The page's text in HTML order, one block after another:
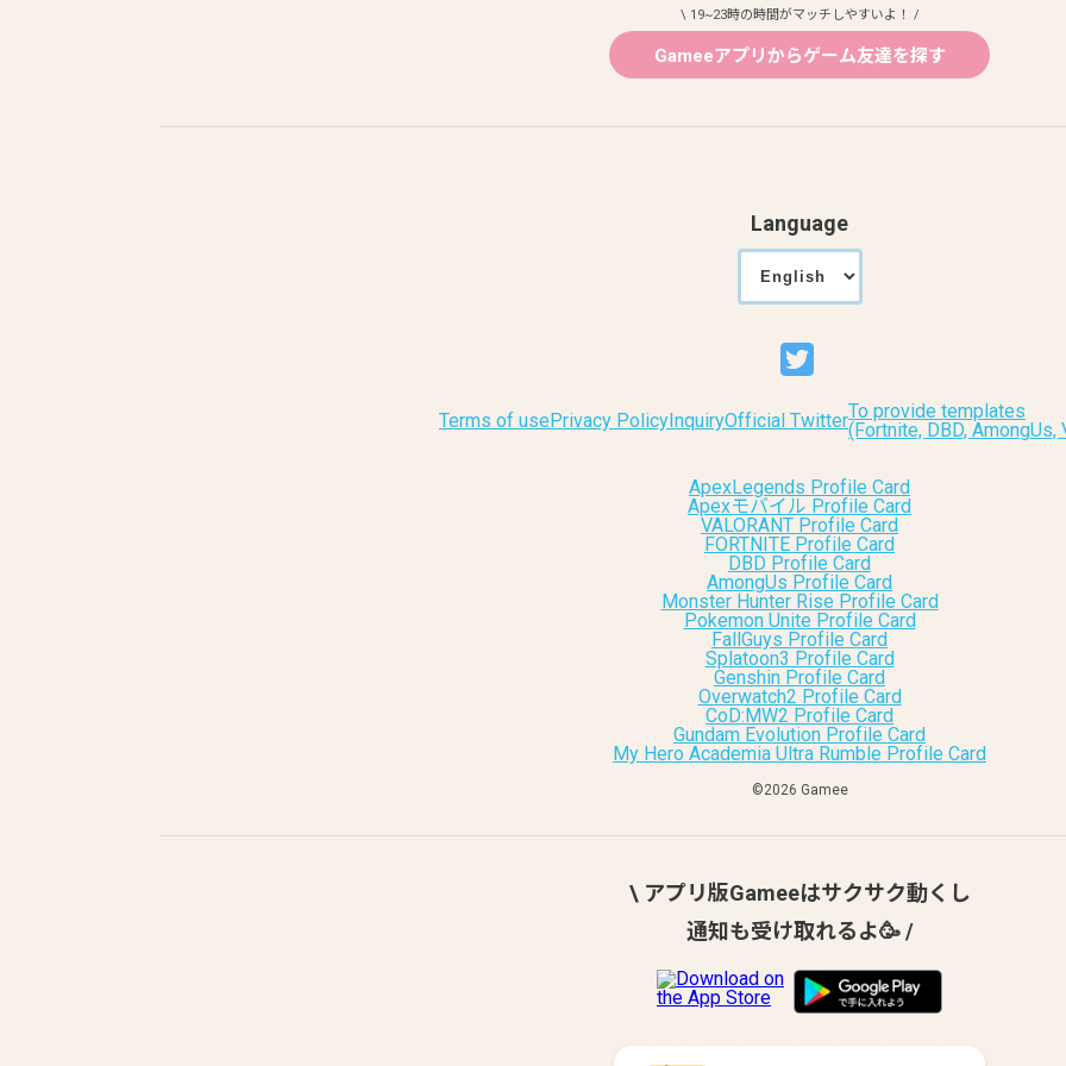
\ 19~23時の時間がマッチしやすいよ！ /
Gameeアプリからゲーム友達を探す
Language
Terms of usePrivacy Policy InquiryOfficial TwitterTo provide templates
(Fortnite, DBD, AmongUs,
ApexLegends Profile Card
Apexモバイル Profile Card
VALORANT Profile Card
FORTNITE Profile Card
DBD Profile Card
AmongUs Profile Card
Monster Hunter Rise Profile Card
Pokemon Unite Profile Card
FallGuys Profile Card
Splatoon3 Profile Card
Genshin Profile Card
Overwatch2 Profile Card
CoD:MW2 Profile Card
Gundam Evolution Profile Card
My Hero Academia Ultra Rumble Profile Card
©︎2026 Gamee
\ アプリ版Gameeはサクサク動くし
通知も受け取れるよ🥳 /